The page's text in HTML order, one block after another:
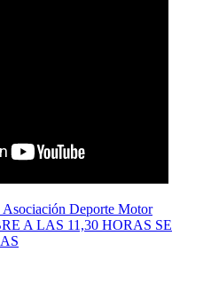
Asociación Deporte Motor
A LAS 11,30 HORAS SE